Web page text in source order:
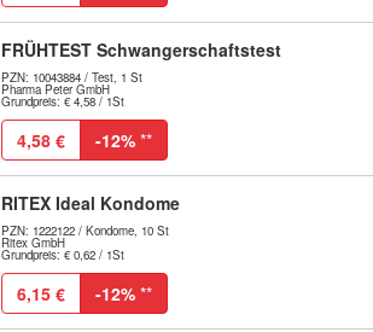
FRÜHTEST Schwangerschaftstest
PZN: 10043884 / Test, 1 St
Pharma Peter GmbH
Grundpreis: € 4,58 / 1St
4,58 € -12% **
RITEX Ideal Kondome
PZN: 1222122 / Kondome, 10 St
Ritex GmbH
Grundpreis: € 0,62 / 1St
6,15 € -12% **